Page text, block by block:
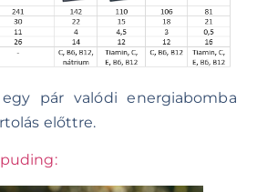
pár valódi energiabomba
előttre.